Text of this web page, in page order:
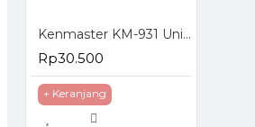
Kenmaster KM-931 Universal Travel Adaptor
Rp30.500
+ Keranjang